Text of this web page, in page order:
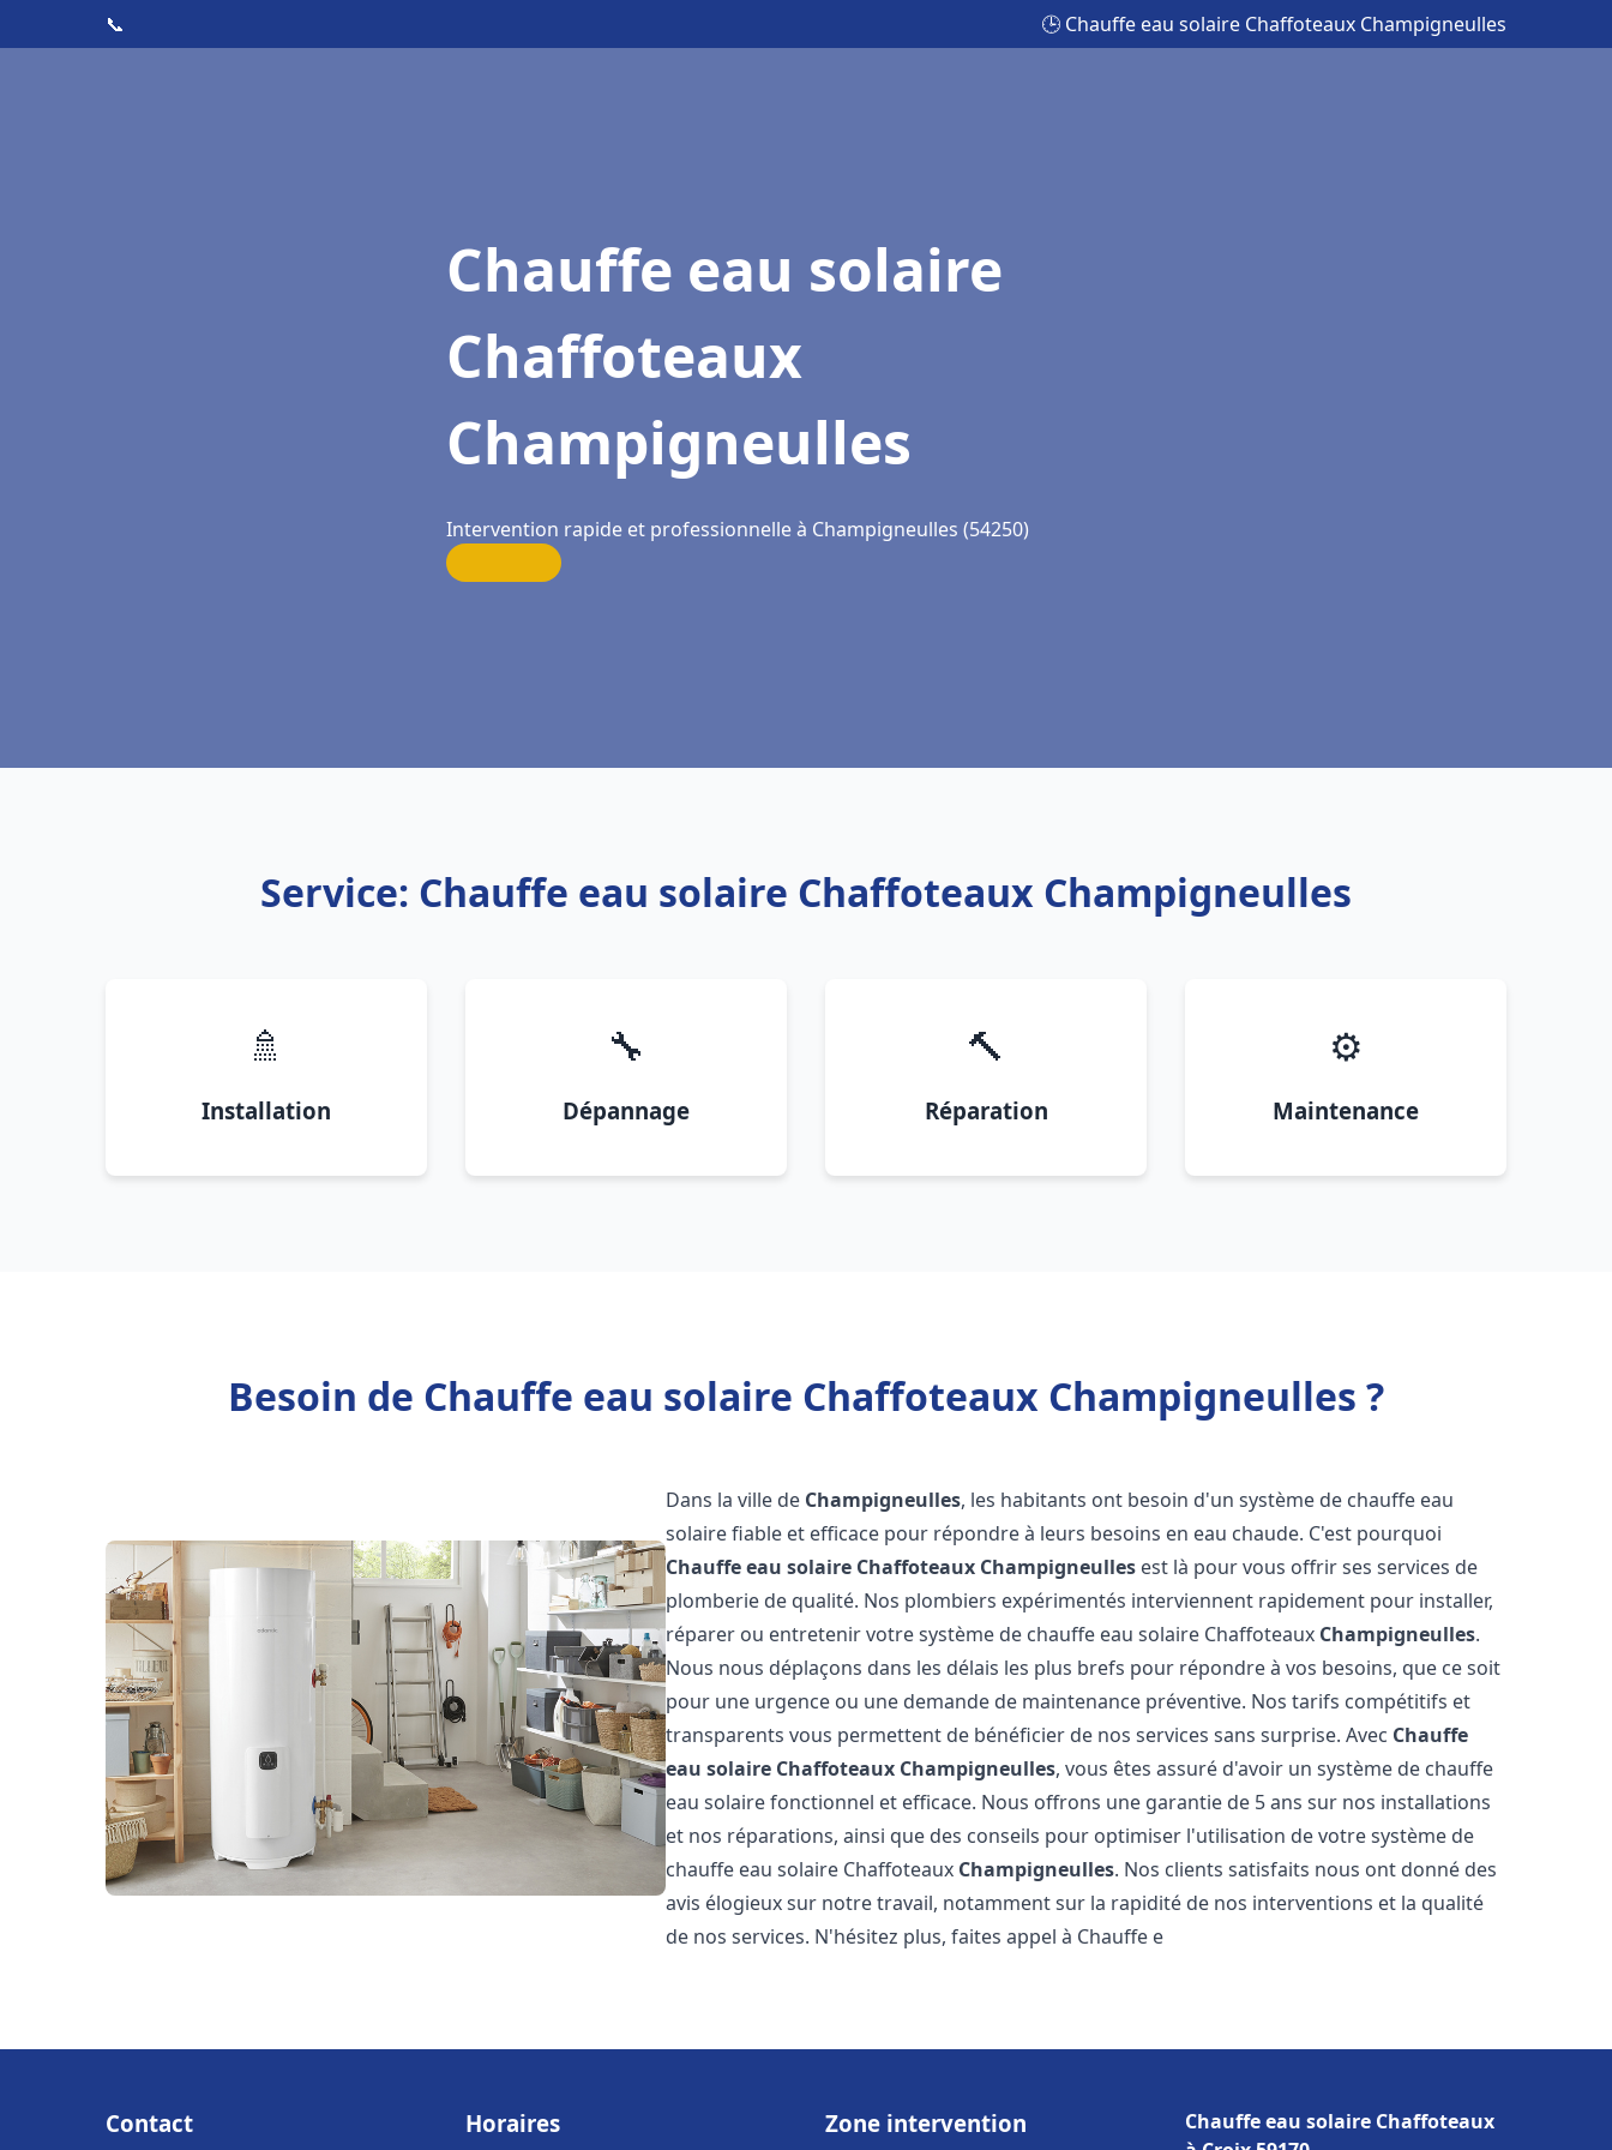
📞 🕒 Chauffe eau solaire Chaffoteaux Champigneulles
Chauffe eau solaire
Chaffoteaux
Champigneulles
Intervention rapide et professionnelle à Champigneulles (54250)
Service: Chauffe eau solaire Chaffoteaux Champigneulles
🚿
Installation
🔧
Dépannage
🔨
Réparation
⚙️
Maintenance
Besoin de Chauffe eau solaire Chaffoteaux Champigneulles ?
Dans la ville de Champigneulles, les habitants ont besoin d'un système de chauffe eau
solaire fiable et efficace pour répondre à leurs besoins en eau chaude. C'est pourquoi
Chauffe eau solaire Chaffoteaux Champigneulles est là pour vous offrir ses services de
plomberie de qualité. Nos plombiers expérimentés interviennent rapidement pour installer,
réparer ou entretenir votre système de chauffe eau solaire Chaffoteaux Champigneulles.
Nous nous déplaçons dans les délais les plus brefs pour répondre à vos besoins, que ce soit
pour une urgence ou une demande de maintenance préventive. Nos tarifs compétitifs et
transparents vous permettent de bénéficier de nos services sans surprise. Avec Chauffe
eau solaire Chaffoteaux Champigneulles, vous êtes assuré d'avoir un système de chauffe
eau solaire fonctionnel et efficace. Nous offrons une garantie de 5 ans sur nos installations
et nos réparations, ainsi que des conseils pour optimiser l'utilisation de votre système de
chauffe eau solaire Chaffoteaux Champigneulles. Nos clients satisfaits nous ont donné des
avis élogieux sur notre travail, notamment sur la rapidité de nos interventions et la qualité
de nos services. N'hésitez plus, faites appel à Chauffe e
Contact Horaires Zone intervention
Chauffe eau solaire Chaffoteaux